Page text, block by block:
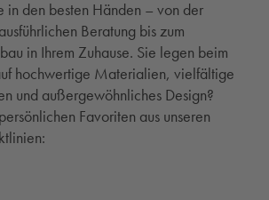
in den besten Händen – von der
Beratung bis zum
in Ihrem Zuhause. Sie legen beim
hochwertige Materialien, vielfältige
und außergewöhnliches Design?
Favoriten aus unseren